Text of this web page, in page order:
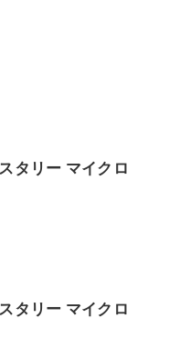
タリー マイクロ
タリー マイクロ